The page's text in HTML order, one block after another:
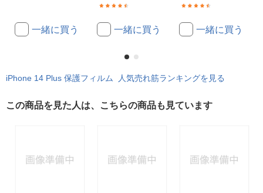
一緒に買う 一緒に買う 一緒に買う
iPhone 14 Plus 保護フィルム 人気売れ筋ランキングを見る
この商品を見た人は、こちらの商品も見ています